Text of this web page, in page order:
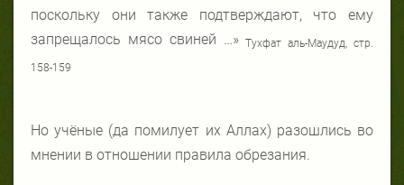
поскольку они также подтверждают, что ему
запрещалось мясо свиней …»Тухфат аль-Маудуд, стр.
158-159
Но учёные (да помилует их Аллах) разошлись во
мнении в отношении правила обрезания.